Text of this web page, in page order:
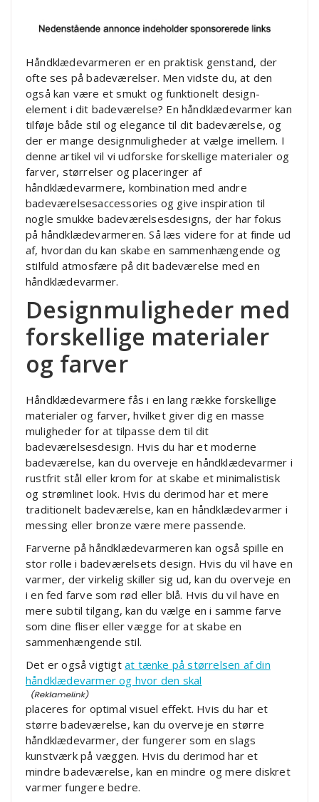
Håndklædevarmeren er en praktisk genstand, der
ofte ses på badeværelser. Men vidste du, at den
også kan være et smukt og funktionelt design-
element i dit badeværelse? En håndklædevarmer kan
tilføje både stil og elegance til dit badeværelse, og
der er mange designmuligheder at vælge imellem. I
denne artikel vil vi udforske forskellige materialer og
farver, størrelser og placeringer af
håndklædevarmere, kombination med andre
badeværelsesaccessories og give inspiration til
nogle smukke badeværelsesdesigns, der har fokus
på håndklædevarmeren. Så læs videre for at finde ud
af, hvordan du kan skabe en sammenhængende og
stilfuld atmosfære på dit badeværelse med en
håndklædevarmer.
Designmuligheder med
forskellige materialer
og farver
Håndklædevarmere fås i en lang række forskellige
materialer og farver, hvilket giver dig en masse
muligheder for at tilpasse dem til dit
badeværelsesdesign. Hvis du har et moderne
badeværelse, kan du overveje en håndklædevarmer i
rustfrit stål eller krom for at skabe et minimalistisk
og strømlinet look. Hvis du derimod har et mere
traditionelt badeværelse, kan en håndklædevarmer i
messing eller bronze være mere passende.
Farverne på håndklædevarmeren kan også spille en
stor rolle i badeværelsets design. Hvis du vil have en
varmer, der virkelig skiller sig ud, kan du overveje en
i en fed farve som rød eller blå. Hvis du vil have en
mere subtil tilgang, kan du vælge en i samme farve
som dine fliser eller vægge for at skabe en
sammenhængende stil.
Det er også vigtigt at tænke på størrelsen af din
håndklædevarmer og hvor den skal
placeres for optimal visuel effekt. Hvis du har et
større badeværelse, kan du overveje en større
håndklædevarmer, der fungerer som en slags
kunstværk på væggen. Hvis du derimod har et
mindre badeværelse, kan en mindre og mere diskret
varmer fungere bedre.